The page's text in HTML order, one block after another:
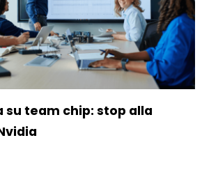
team chip: stop alla